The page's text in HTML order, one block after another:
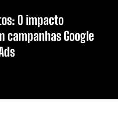
O impacto
campanhas Google